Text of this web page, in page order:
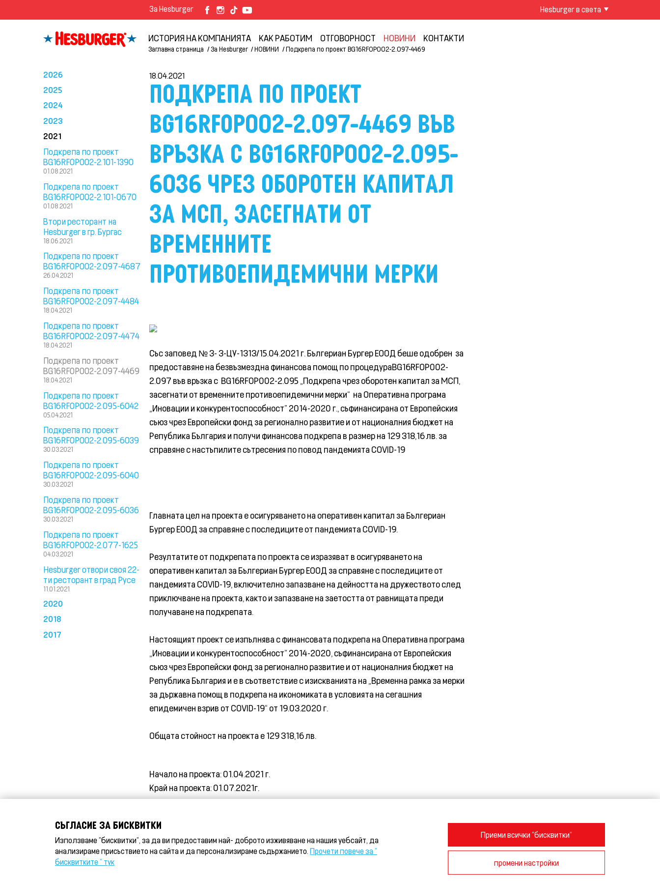
За Hesburger Hesburger в света
ИСТОРИЯ НА КОМПАНИЯТА КАК РАБОТИМ ОТГОВОРНОСТ НОВИНИ КОНТАКТИ
Заглавна страница За Hesburger НОВИНИ Подкрепа по проект BG16RFOP002-2.097-4469
18.04.2021
ПОДКРЕПА ПО ПРОЕКТ
BG16RFOP002-2.097-4469 ВЪВ
ВРЪЗКА С BG16RFOP002-2.095-
6036 ЧРЕЗ ОБОРОТЕН КАПИТАЛ
ЗА МСП, ЗАСЕГНАТИ ОТ
ВРЕМЕННИТЕ
ПРОТИВОЕПИДЕМИЧНИ МЕРКИ
Със заповед № З- З-ЦУ-1313/15.04.2021 г. Бългериан Бургер ЕООД беше одобрен за
предоставяне на безвъзмездна финансова помощ по процедураBG16RFOP002-
2.097 във връзка с BG16RFOP002-2.095 „Подкрепа чрез оборотен капитал за МСП,
засегнати от временните противоепидемични мерки“ на Оперативна програма
„Иновации и конкурентоспособност” 2014-2020 г., съфинансирана от Европейския
съюз чрез Европейски фонд за регионално развитие и от националния бюджет на
Република България и получи финансова подкрепа в размер на 129 318,16 лв. за
справяне с настъпилите сътресения по повод пандемията COVID-19
Главната цел на проекта е oсигуряването на оперативен капитал за Бългериан
Бургер ЕООД за справяне с последиците от пандемията COVID-19.
Резултатите от подкрепата по проекта се изразяват в осигуряването на
оперативен капитал за Бългериан Бургер ЕООД за справяне с последиците от
пандемията COVID-19, включително запазване на дейността на дружеството след
приключване на проекта, както и запазване на заетостта от равнищата преди
получаване на подкрепата.
Настоящият проект се изпълнява с финансовата подкрепа на Оперативна програма
„Иновации и конкурентоспособност” 2014-2020, съфинансирана от Европейския
съюз чрез Европейски фонд за регионално развитие и от националния бюджет на
Република България и е в съответствие с изискванията на „Временна рамка за мерки
за държавна помощ в подкрепа на икономиката в условията на сегашния
епидемичен взрив от COVID-19“ от 19.03.2020 г.
Общата стойност на проекта е 129 318,16 лв.
Начало на проекта: 01.04.2021 г.
Край на проекта: 01.07.2021г.
2026
2025
2024
2023
2021
Подкрепа по проект
BG16RFOP002-2.101-1390
01.08.2021
Подкрепа по проект
BG16RFOP002-2.101-0670
01.08.2021
Втори ресторант на
Hesburger в гр. Бургас
18.06.2021
Подкрепа по проект
BG16RFOP002-2.097-4687
26.04.2021
Подкрепа по проект
BG16RFOP002-2.097-4484
18.04.2021
Подкрепа по проект
BG16RFOP002-2.097-4474
18.04.2021
Подкрепа по проект
BG16RFOP002-2.097-4469
18.04.2021
Подкрепа по проект
BG16RFOP002-2.095-6042
05.04.2021
Подкрепа по проект
BG16RFOP002-2.095-6039
30.03.2021
Подкрепа по проект
BG16RFOP002-2.095-6040
30.03.2021
Подкрепа по проект
BG16RFOP002-2.095-6036
30.03.2021
Подкрепа по проект
BG16RFOP002-2.077-1625
04.03.2021
Hesburger отвори своя 22-
ти ресторант в град Русе
11.01.2021
2020
2018
2017
СЪГЛАСИЕ ЗА БИСКВИТКИ
Използваме "бисквитки", за да ви предоставим най- доброто изживяване на нашия уебсайт, да
анализираме присъствието на сайта и да персонализираме съдържанието. Прочети повече за "
бисквитките " тук
Приеми всички "бисквитки"
промени настройки